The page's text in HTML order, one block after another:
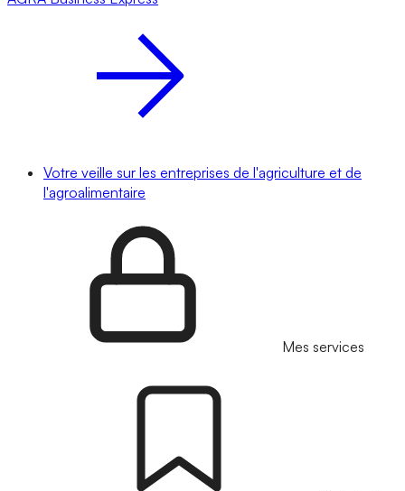
Votre veille sur les entreprises de l'agriculture et de
l'agroalimentaire
Mes services